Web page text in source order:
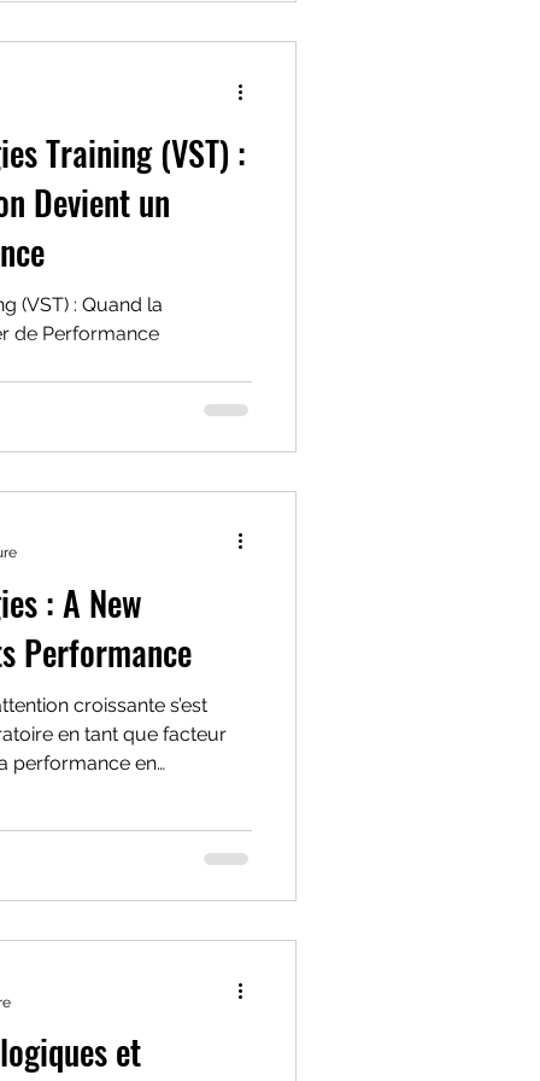
diaphragme-cage
Training (VST) :
Devient un
(VST) : Quand la
de Performance
: A New
Performance
croissante s’est
en tant que facteur
performance en
et